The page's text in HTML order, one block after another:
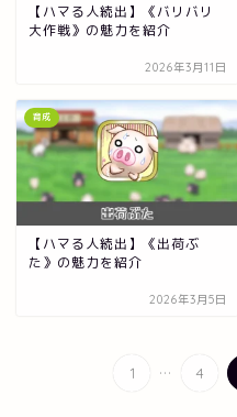
【ハマる人続出】《バリバリ
大作戦》の魅力を紹介
2026年3月11日
育成
【ハマる人続出】《出荷ぶ
た》の魅力を紹介
2026年3月5日
1 ... 4